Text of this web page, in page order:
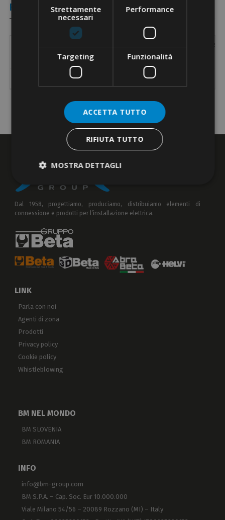
Referenze
[mm²]
[AWG]
Lunghezza
per terminali a bussola 10 ÷ 35
Dal 1958, progettiamo, produciamo, distribuiamo elementi di
connessione e prodotti per l’installazione elettrica.
LINK
Parla con noi
Agenti di zona
Prodotti
Privacy policy
Cookie policy
Whistleblowing
BM NEL MONDO
BM SLOVENIA
BM ROMANIA
INFO
info@bm-group.com
BM S.P.A. – Cap. Soc. Eur 10.000.000
Viale Milano 54/56 – 20089 Rozzano (MI) – Italy
Strettamente
necessari
Performance
Targeting Funzionalità
ACCETTA TUTTO
RIFIUTA TUTTO
MOSTRA DETTAGLI